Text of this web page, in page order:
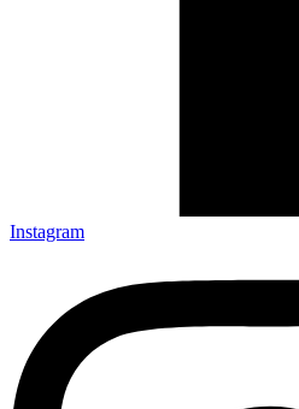
Instagram